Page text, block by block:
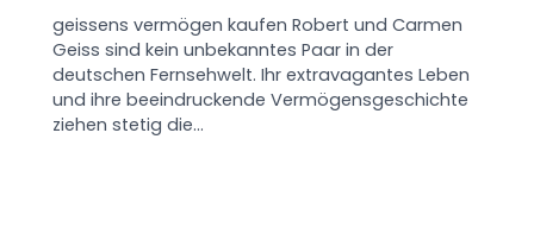
geissens vermögen kaufen Robert und Carmen
Geiss sind kein unbekanntes Paar in der
deutschen Fernsehwelt. Ihr extravagantes Leben
und ihre beeindruckende Vermögensgeschichte
ziehen stetig die…